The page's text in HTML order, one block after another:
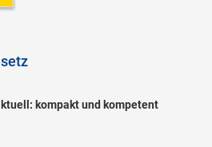
kompakt und kompetent